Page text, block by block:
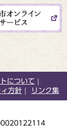
について
方針 リンク集